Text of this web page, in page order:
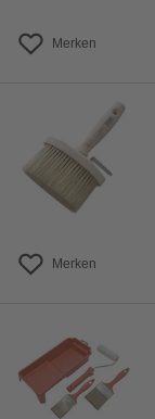
Merken
Merken